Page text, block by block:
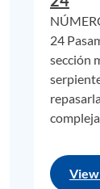
en la zona
más.
amonitas,
24
sección